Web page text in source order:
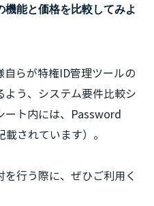
機能と価格を比較してみよ
らが特権ID管理ツールの
よう、システム要件比較シ
ト内には、Password
されています）。
行う際に、ぜひご利用く